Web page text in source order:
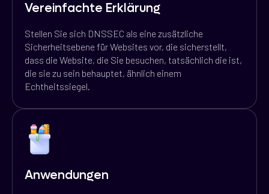
Vereinfachte Erklärung
Stellen Sie sich DNSSEC als eine zusätzliche
Sicherheitsebene für Websites vor, die sicherstellt,
dass die Website, die Sie besuchen, tatsächlich die ist,
die sie zu sein behauptet, ähnlich einem
Echtheitssiegel.
Anwendungen